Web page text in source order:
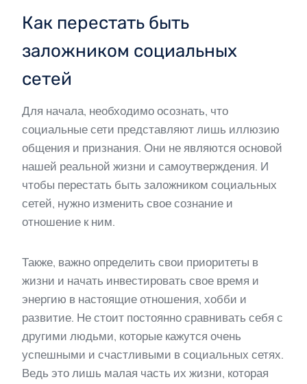
Как перестать быть
заложником социальных
сетей
Для начала, необходимо осознать, что
социальные сети представляют лишь иллюзию
общения и признания. Они не являются основой
нашей реальной жизни и самоутверждения. И
чтобы перестать быть заложником социальных
сетей, нужно изменить свое сознание и
отношение к ним.
Также, важно определить свои приоритеты в
жизни и начать инвестировать свое время и
энергию в настоящие отношения, хобби и
развитие. Не стоит постоянно сравнивать себя с
другими людьми, которые кажутся очень
успешными и счастливыми в социальных сетях.
Ведь это лишь малая часть их жизни, которая